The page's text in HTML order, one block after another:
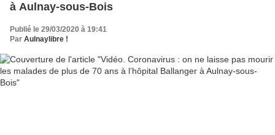
à Aulnay-sous-Bois
Publié le 29/03/2020 à 19:41
Par Aulnaylibre !